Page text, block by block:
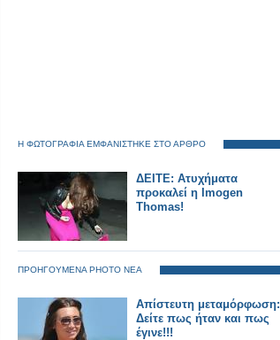
Η ΦΩΤΟΓΡΑΦΙΑ ΕΜΦΑΝΙΣΤΗΚΕ ΣΤΟ ΑΡΘΡΟ
ΔΕΙΤΕ: Ατυχήματα
προκαλεί η Imogen
Thomas!
ΠΡΟΗΓΟΥΜΕΝΑ PHOTO ΝΕΑ
Απίστευτη μεταμόρφωση:
Δείτε πως ήταν και πως
έγινε!!!